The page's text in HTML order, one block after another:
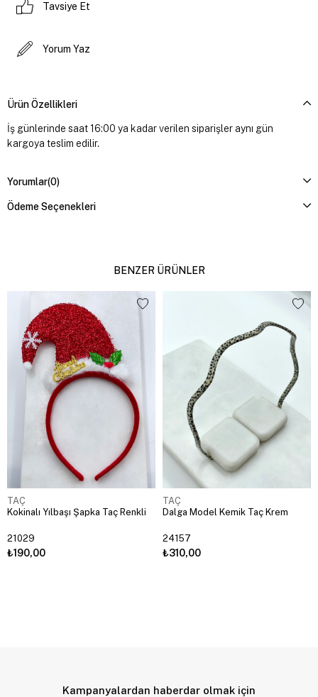
Tavsiye Et
Yorum Yaz
Ürün Özellikleri
İş günlerinde saat 16:00 ya kadar verilen siparişler aynı gün
kargoya teslim edilir.
Yorumlar(0)
Ödeme Seçenekleri
BENZER ÜRÜNLER
TAÇ
Kokinalı Yılbaşı Şapka Taç Renkli
21029
₺190,00
TAÇ
Dalga Model Kemik Taç Krem
24157
₺310,00
Kampanyalardan haberdar olmak için